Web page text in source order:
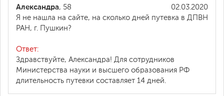
02.03.2020
Александра, 58
Я не нашла на сайте, на сколько дней путевка в ДПВН
РАН, г. Пушкин?
Ответ:
Здравствуйте, Александра! Для сотрудников
Министерства науки и высшего образования РФ
длительность путевки составляет 14 дней.